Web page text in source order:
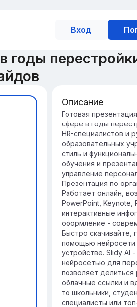
Вход
годы
Введение:
Духовная сфера
формировании
определяющих
поведение в
Она способствует
идентичности и
для самовыражения
Описание
Готовая
сфере в годы
HR-специалистов и
образовательных
стиль и
обучения и
управление
Презентация по
Работает онлайн,
PowerPoint, Keynote,
интерактивные
оформление -
Быстро скачивайте,
помощью нейросети
устройстве. Slidy AI
нейросетью для
позволяет делиться
облачные ссылки и
то школьники,
специалисты или